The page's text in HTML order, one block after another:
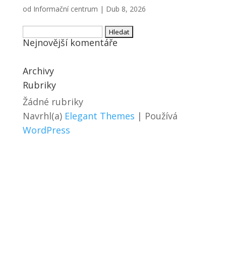
od Informační centrum | Dub 8, 2026
Vyhledávání
Nejnovější komentáře
Archivy
Rubriky
Žádné rubriky
Navrhl(a) Elegant Themes | Používá
WordPress